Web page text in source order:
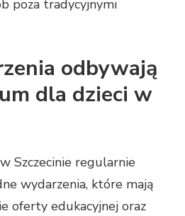
poza tradycyjnymi
odbywają
dla dzieci w
Szczecinie regularnie
wydarzenia, które mają
oferty edukacyjnej oraz